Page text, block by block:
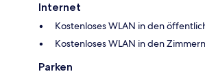
Internet
Kostenloses WLAN in den
Kostenloses WLAN in den Zimmern
Parken